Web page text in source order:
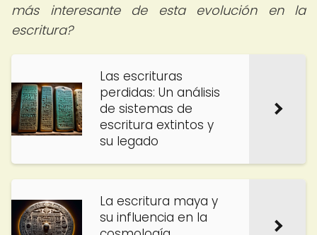
más interesante de esta evolución en la
escritura?
Las escrituras
perdidas: Un análisis
de sistemas de
escritura extintos y
su legado
La escritura maya y
su influencia en la